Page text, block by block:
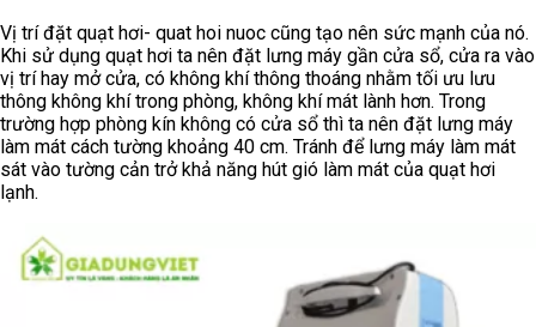
Vị trí đặt quạt hơi- quat hoi nuoc cũng tạo nên sức mạnh của nó.
Khi sử dụng quạt hơi ta nên đặt lưng máy gần cửa sổ, cửa ra vào
vị trí hay mở cửa, có không khí thông thoáng nhằm tối ưu lưu
thông không khí trong phòng, không khí mát lành hơn. Trong
trường hợp phòng kín không có cửa sổ thì ta nên đặt lưng máy
làm mát cách tường khoảng 40 cm. Tránh để lưng máy làm mát
sát vào tường cản trở khả năng hút gió làm mát của quạt hơi
lạnh.